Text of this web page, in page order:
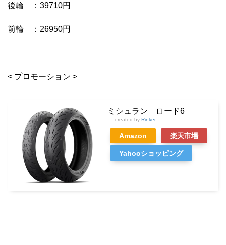
後輪 ：39710円
前輪 ：26950円
< プロモーション >
ミシュラン ロード6
created by Rinker
Amazon 楽天市場
Yahooショッピング